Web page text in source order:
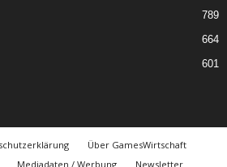
789
664
601
Über GamesWirtschaft
Mediadaten / Werbung Newsletter